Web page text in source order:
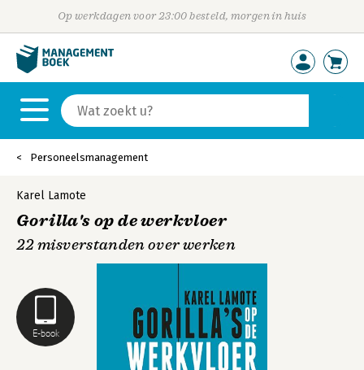
Op werkdagen voor 23:00 besteld, morgen in huis
Personeelsmanagement
E-book
Karel Lamote
Gorilla's op de werkvloer
22 misverstanden over werken